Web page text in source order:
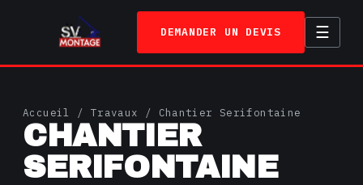
SERVICES
TRAVAUX
DEMANDER UN DEVIS ☰
Accueil / Travaux / Chantier Serifontaine
CHANTIER
SERIFONTAINE